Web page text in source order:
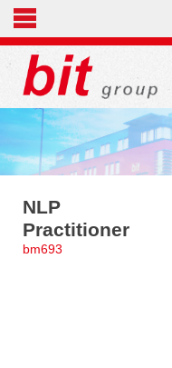
NLP
Practitioner
bm693